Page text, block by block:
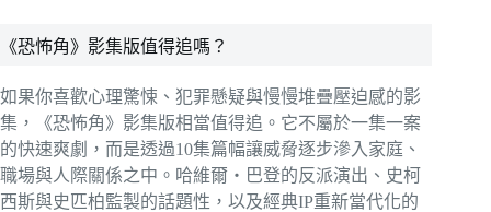
《恐怖角》影集版值得追嗎？
如果你喜歡心理驚悚、犯罪懸疑與慢慢堆疊壓迫感的影
集，《恐怖角》影集版相當值得追。它不屬於一集一案
的快速爽劇，而是透過10集篇幅讓威脅逐步滲入家庭、
職場與人際關係之中。哈維爾・巴登的反派演出、史柯
西斯與史匹柏監製的話題性，以及經典IP重新當代化的